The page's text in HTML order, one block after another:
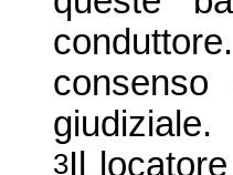
giudiziale.
3Il